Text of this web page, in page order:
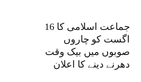
جماعت اسلامی کا 16
اگست کو چاروں
صوبوں میں بیک وقت
دھرنے دینے کا اعلان